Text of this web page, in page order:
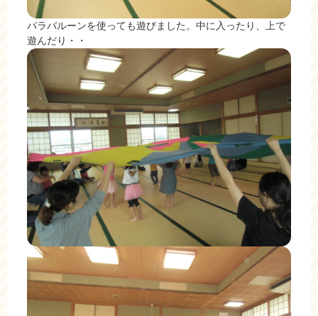
パラバルーンを使っても遊びました。中に入ったり、上で
遊んだり・・